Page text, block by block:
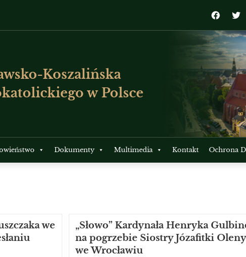
Koszalińska
w Polsce
Dokumenty Multimedia Kontakt Ochrona
we
„Słowo” Kardynała Henryka
na pogrzebie Siostry Józafitki
we Wrocławiu